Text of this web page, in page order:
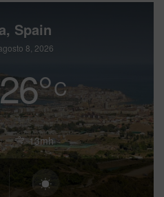
Spain
8, 2026
26°C
13mh